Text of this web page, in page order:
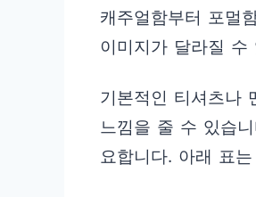
캐주얼함부터 포멀
이미지가 달라질 수
기본적인 티셔츠나
느낌을 줄 수 있습
요합니다. 아래 표